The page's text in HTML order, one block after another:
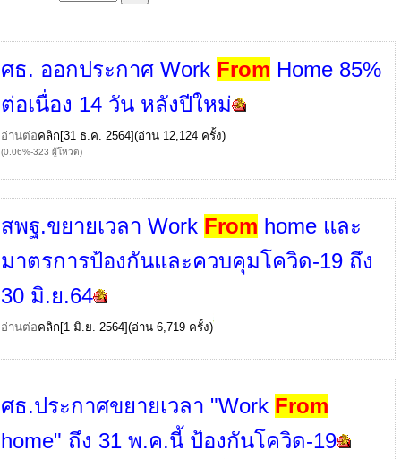
ศธ. ออกประกาศ Work From Home 85%
ต่อเนื่อง 14 วัน หลังปีใหม่
อ่านต่อคลิก[31 ธ.ค. 2564](อ่าน 12,124 ครั้ง)
(0.06%-323 ผู้โหวต)
สพฐ.ขยายเวลา Work From home และ
มาตรการป้องกันและควบคุมโควิด-19 ถึง
30 มิ.ย.64
อ่านต่อคลิก[1 มิ.ย. 2564](อ่าน 6,719 ครั้ง)
ศธ.ประกาศขยายเวลา "Work From
home" ถึง 31 พ.ค.นี้ ป้องกันโควิด-19